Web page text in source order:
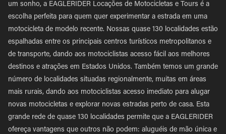
um sonho, a EAGLERIDER Locações de Motocicletas e Tours é a
escolha perfeita para quem quer experimentar a estrada em uma
motocicleta de modelo recente. Nossas quase 130 localidades estão
espalhadas entre os principais centros turísticos metropolitanos e
de transporte, dando aos motociclistas acesso fácil aos melhores
destinos e atrações em Estados Unidos. Também temos um grande
número de localidades situadas regionalmente, muitas em áreas
mais rurais, dando aos motociclistas acesso imediato para alugar
novas motocicletas e explorar novas estradas perto de casa. Esta
grande rede de quase 130 localidades permite que a EAGLERIDER
ofereça vantagens que outros não podem: aluguéis de mão única e